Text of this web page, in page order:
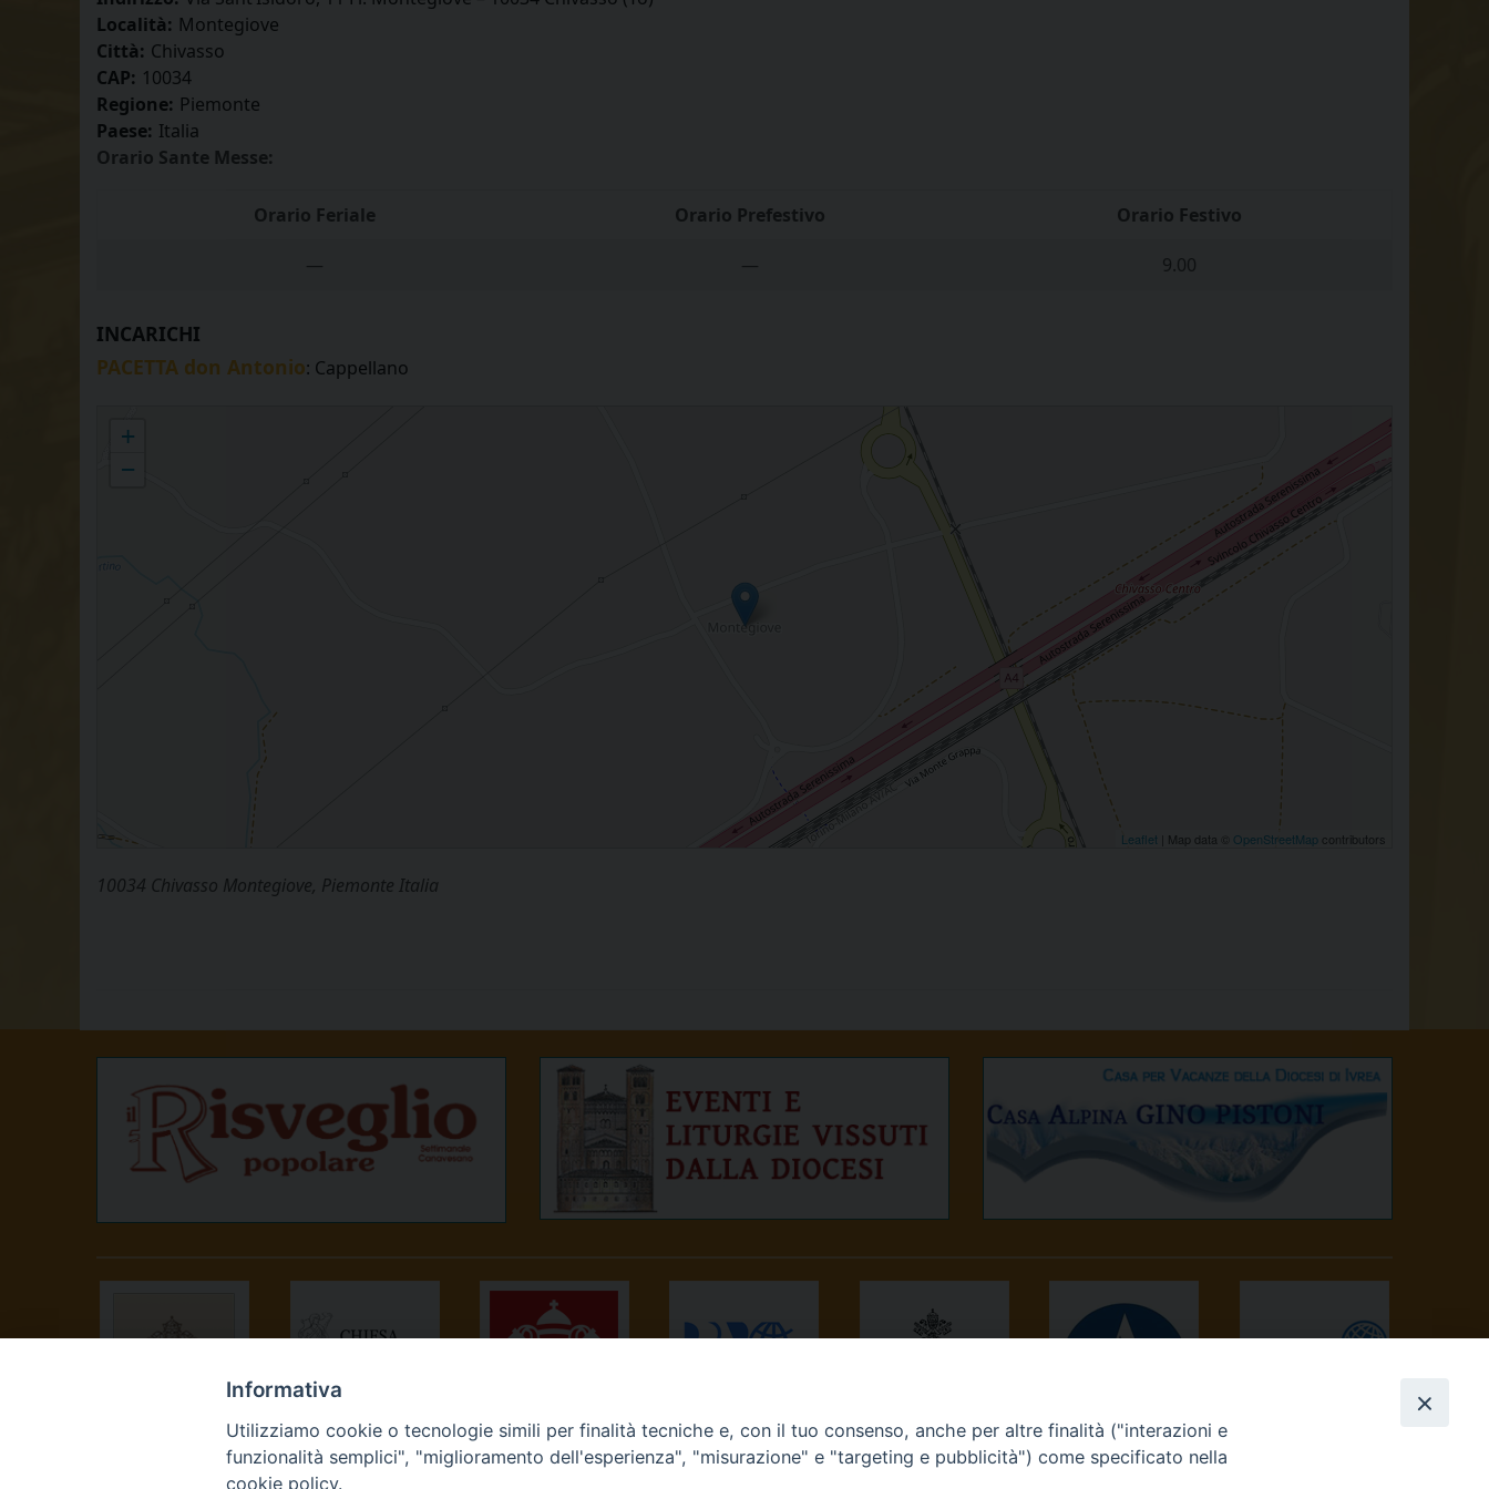
Località: Montegiove
Città: Chivasso
CAP: 10034
Regione: Piemonte
Paese: Italia
Orario Sante Messe:
Orario Feriale Orario Prefestivo Orario Festivo
— — 9.00
INCARICHI
PACETTA don Antonio: Cappellano
+
−
Leaflet | Map data © OpenStreetMap contributors
10034 Chivasso Montegiove, Piemonte Italia
CONFERENZA
EPISCOPALE
ITALIANA
NEWS.VA RADIO VATICANA
OSSERVATORE
ROMANO
AVVENIRE
Informativa
Utilizziamo cookie o tecnologie simili per finalità tecniche e, con il tuo consenso, anche per altre finalità ("interazioni e
funzionalità semplici", "miglioramento dell'esperienza", "misurazione" e "targeting e pubblicità") come specificato nella
cookie policy.